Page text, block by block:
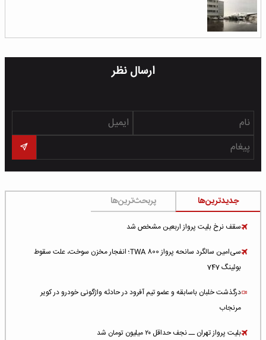
ارسال نظر
جدیدترین‌ها پربحث‌ترین‌ها
سقف نرخ بلیت پرواز اربعین مشخص شد
سی‌امین سالگرد سانحه پرواز TWA 800؛ انفجار مخزن سوخت، علت سقوط
بوئینگ 747
درگذشت خلبان باسابقه و عضو تیم آفرود در حادثه واژگونی خودرو در کویر
مرنجاب
بلیت پرواز تهران ــ نجف حداقل ۲۰ میلیون تومان شد